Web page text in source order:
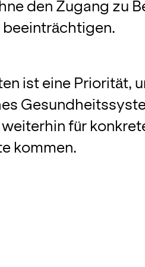
den Zugang zu
ist eine Priorität,
für
kommen.